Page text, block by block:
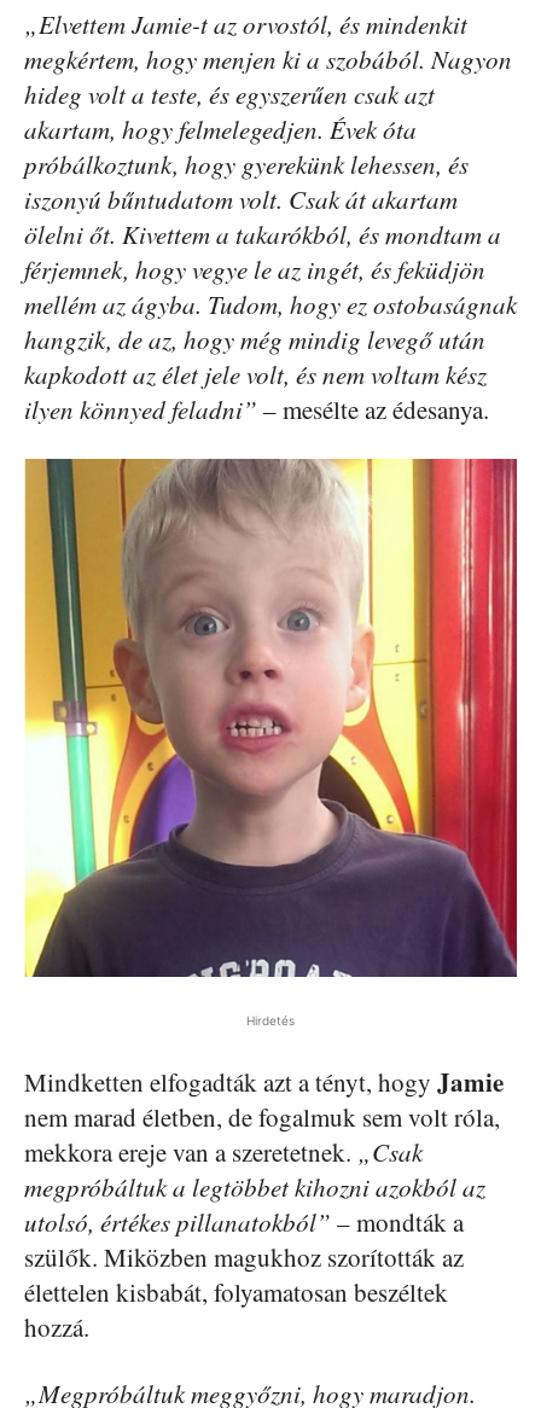
„Elvettem Jamie-t az orvostól, és mindenkit
megkértem, hogy menjen ki a szobából. Nagyon
hideg volt a teste, és egyszerűen csak azt
akartam, hogy felmelegedjen. Évek óta
próbálkoztunk, hogy gyerekünk lehessen, és
iszonyú bűntudatom volt. Csak át akartam
ölelni őt. Kivettem a takarókból, és mondtam a
férjemnek, hogy vegye le az ingét, és feküdjön
mellém az ágyba. Tudom, hogy ez ostobaságnak
hangzik, de az, hogy még mindig levegő után
kapkodott az élet jele volt, és nem voltam kész
ilyen könnyed feladni” – mesélte az édesanya.
Hirdetés
Mindketten elfogadták azt a tényt, hogy Jamie
nem marad életben, de fogalmuk sem volt róla,
mekkora ereje van a szeretetnek. „Csak
megpróbáltuk a legtöbbet kihozni azokból az
utolsó, értékes pillanatokból” – mondták a
szülők. Miközben magukhoz szorították az
élettelen kisbabát, folyamatosan beszéltek
hozzá.
„Megpróbáltuk meggyőzni, hogy maradjon.